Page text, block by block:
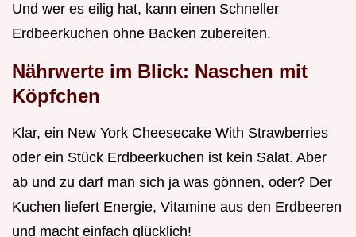
Und wer es eilig hat, kann einen Schneller
Erdbeerkuchen ohne Backen zubereiten.
Nährwerte im Blick: Naschen mit
Köpfchen
Klar, ein New York Cheesecake With Strawberries
oder ein Stück Erdbeerkuchen ist kein Salat. Aber
ab und zu darf man sich ja was gönnen, oder? Der
Kuchen liefert Energie, Vitamine aus den Erdbeeren
und macht einfach glücklich!